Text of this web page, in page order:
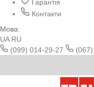
Гарантія
Контакти
Мова:
UA RU
(099) 014-29-27